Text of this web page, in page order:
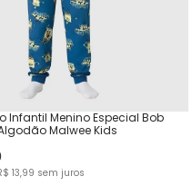
Infantil Menino Especial Bob
Malwee Kids
13,99 sem juros